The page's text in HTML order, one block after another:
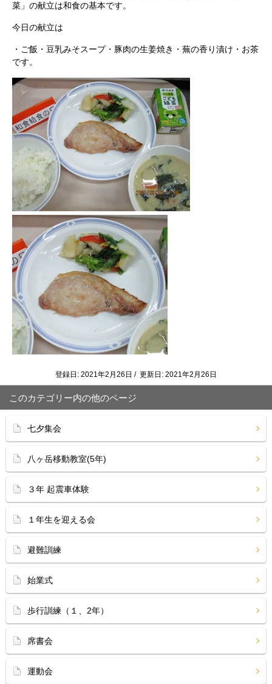
菜」の献立は和食の基本です。
今日の献立は
・ご飯・豆乳みそスープ・豚肉の生姜焼き・蕪の香り漬け・お茶
です。
登録日: 2021年2月26日 / 更新日: 2021年2月26日
このカテゴリー内の他のページ
七夕集会
八ヶ岳移動教室(5年)
３年 起震車体験
１年生を迎える会
避難訓練
始業式
歩行訓練（１、2年）
席書会
運動会